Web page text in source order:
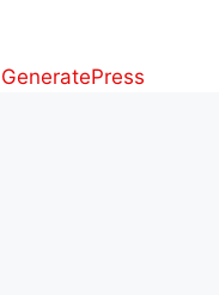
GeneratePress